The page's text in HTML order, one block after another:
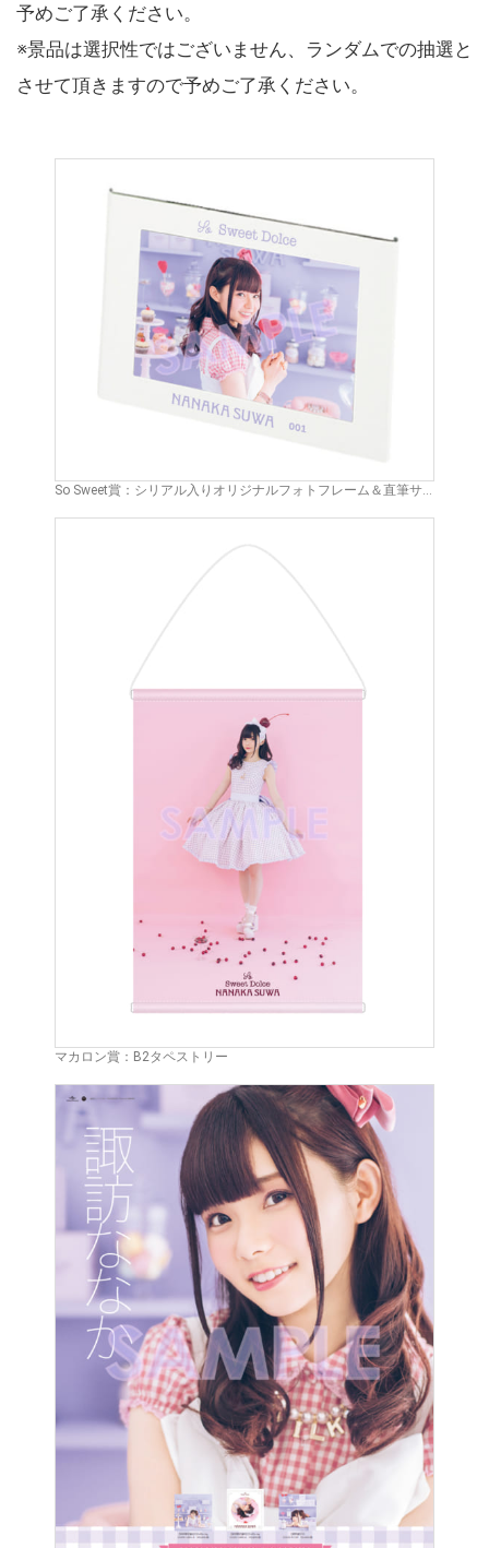
予めご了承ください。
※景品は選択性ではございません、ランダムでの抽選と
させて頂きますので予めご了承ください。
So Sweet賞：シリアル入りオリジナルフォトフレーム＆直筆サイン入り生写真
マカロン賞：B2タペストリー